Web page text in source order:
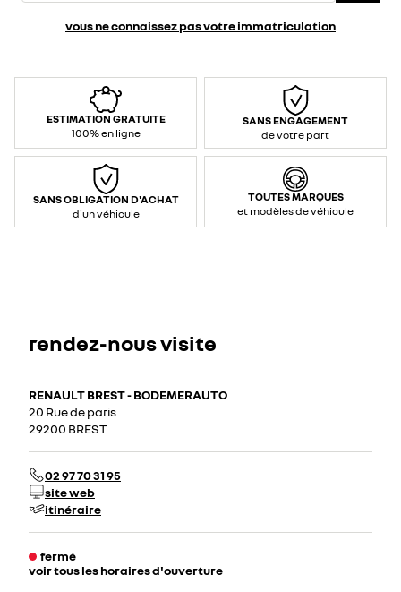
vous ne connaissez pas votre immatriculation
ESTIMATION GRATUITE
100% en ligne
SANS ENGAGEMENT
de votre part
SANS OBLIGATION D'ACHAT
d'un véhicule
TOUTES MARQUES
et modèles de véhicule
rendez-nous visite
RENAULT BREST - BODEMERAUTO
20 Rue de paris
29200 BREST
02 97 70 31 95
site web
itinéraire
fermé
voir tous les horaires d'ouverture